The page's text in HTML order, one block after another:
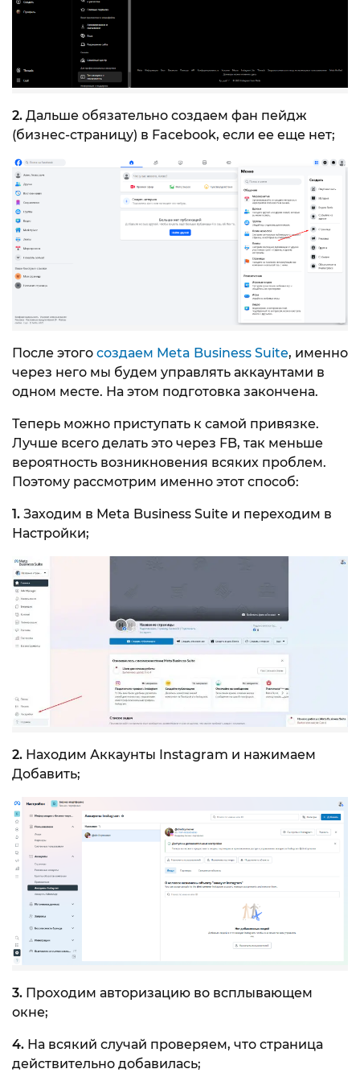
2. Дальше обязательно создаем фан пейдж
(бизнес-страницу) в Facebook, если ее еще нет;
После этого создаем Meta Business Suite, именно
через него мы будем управлять аккаунтами в
одном месте. На этом подготовка закончена.
Теперь можно приступать к самой привязке.
Лучше всего делать это через FB, так меньше
вероятность возникновения всяких проблем.
Поэтому рассмотрим именно этот способ:
1. Заходим в Meta Business Suite и переходим в
Настройки;
2. Находим Аккаунты Instagram и нажимаем
Добавить;
3. Проходим авторизацию во всплывающем
окне;
4. На всякий случай проверяем, что страница
действительно добавилась;